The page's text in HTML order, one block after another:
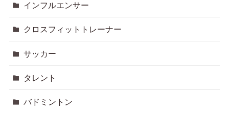
インフルエンサー
クロスフィットトレーナー
サッカー
タレント
バドミントン